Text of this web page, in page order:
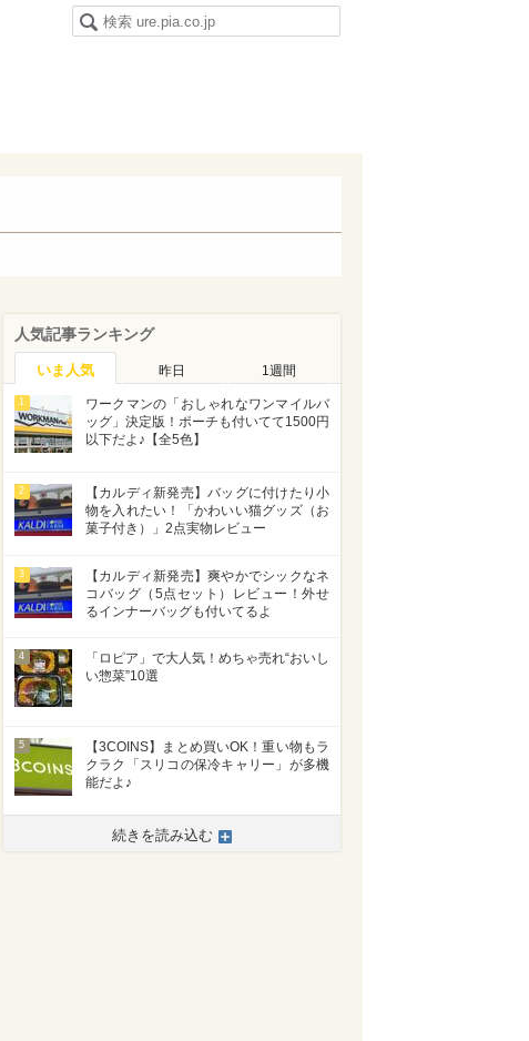
人気記事ランキング
いま人気 昨日 1週間
1
ワークマンの「おしゃれなワンマイルバ
ッグ」決定版！ポーチも付いてて1500円
以下だよ♪【全5色】
2
【カルディ新発売】バッグに付けたり小
物を入れたい！「かわいい猫グッズ（お
菓子付き）」2点実物レビュー
3
【カルディ新発売】爽やかでシックなネ
コバッグ（5点セット）レビュー！外せ
るインナーバッグも付いてるよ
4
「ロピア」で大人気！めちゃ売れ“おいし
い惣菜”10選
5
【3COINS】まとめ買いOK！重い物もラ
クラク「スリコの保冷キャリー」が多機
能だよ♪
続きを読み込む